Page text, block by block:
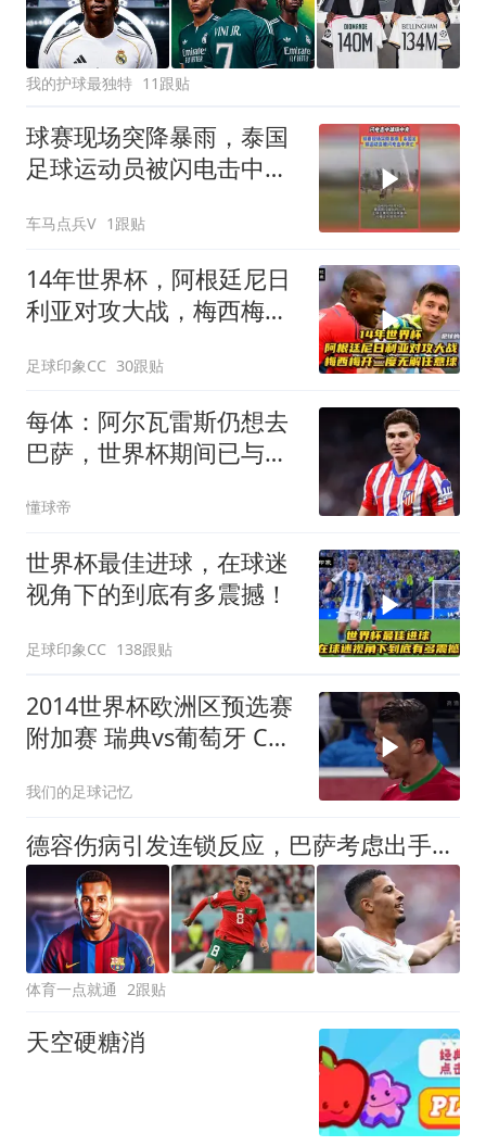
我的护球最独特 11跟贴
球赛现场突降暴雨，泰国
足球运动员被闪电击中身
车马点兵V 1跟贴
14年世界杯，阿根廷尼日
利亚对攻大战，梅西梅开
足球印象CC 30跟贴
每体：阿尔瓦雷斯仍想去
巴萨，世界杯期间已与西
懂球帝
世界杯最佳进球，在球迷
视角下的到底有多震撼！
足球印象CC 138跟贴
2014世界杯欧洲区预选赛
附加赛 瑞典vs葡萄牙 C罗
我们的足球记忆
德容伤病引发连锁反应，巴萨考虑出手签下奥纳伊
体育一点就通 2跟贴
天空硬糖消